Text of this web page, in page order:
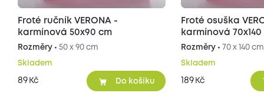
Froté ručník VERONA -
karmínová 50x90 cm
Rozměry • 50 x 90 cm
Skladem
89 Kč Do košíku
Froté osuška
karmínová 70x140
Rozměry • 70 x 140 cm
Skladem
189 Kč